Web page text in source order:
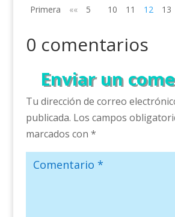
Primera «« 5 10 11 12 13
0 comentarios
Enviar un
Tu dirección de correo
publicada. Los campos
marcados con *